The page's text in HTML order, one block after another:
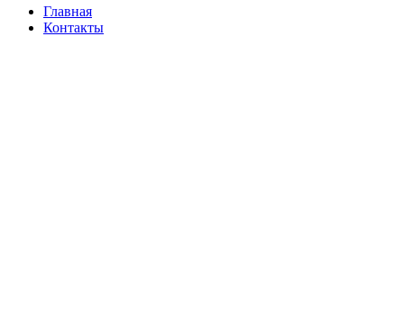
Главная
Контакты